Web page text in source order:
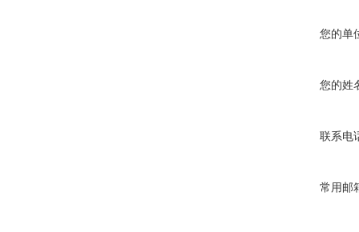
您的单
您的姓
联系电
常用邮